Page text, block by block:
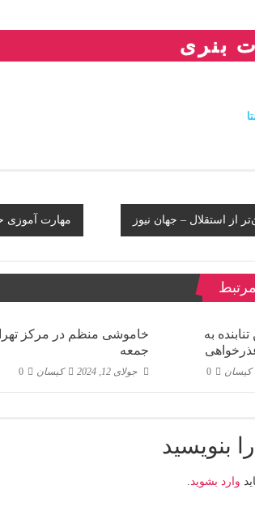
مهارت آموزی از استقلال – جهان نيوز
به
کیسان 0
خاموشی منظم در مرکز
جمعه
جولای 12, 2024 کیسان 0
بنویسید
وارد بشوید.